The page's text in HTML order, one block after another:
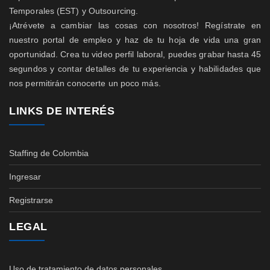
Temporales (EST) y Outsourcing.
¡Atrévete a cambiar las cosas con nosotros! Regístrate en
nuestro portal de empleo y haz de tu hoja de vida una gran
oportunidad. Crea tu video perfil laboral, puedes grabar hasta 45
segundos y contar detalles de tu experiencia y habilidades que
nos permitirán conocerte un poco más.
LINKS DE INTERÉS
Staffing de Colombia
Ingresar
Registrarse
LEGAL